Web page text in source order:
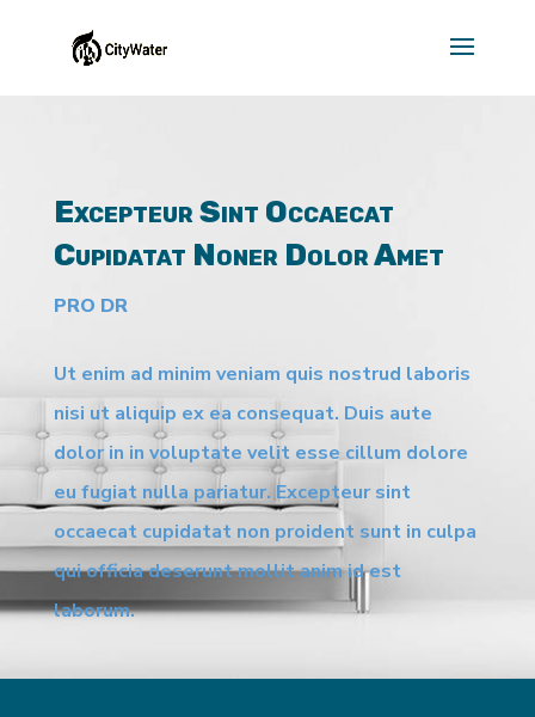
Excepteur Sint Occaecat
Cupidatat Noner Dolor Amet
PRO DR
Ut enim ad minim veniam quis nostrud laboris
nisi ut aliquip ex ea consequat. Duis aute
dolor in in voluptate velit esse cillum dolore
eu fugiat nulla pariatur. Excepteur sint
occaecat cupidatat non proident sunt in culpa
qui officia deserunt mollit anim id est
laborum.